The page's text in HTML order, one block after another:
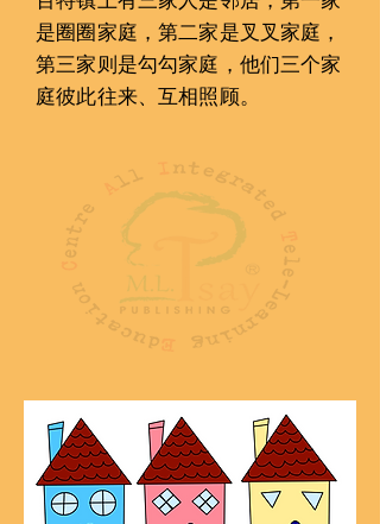
是圈圈家庭，第二家是叉叉家庭，
第三家则是勾勾家庭，他们三个󠇡家
庭彼此往来、互相照顾。